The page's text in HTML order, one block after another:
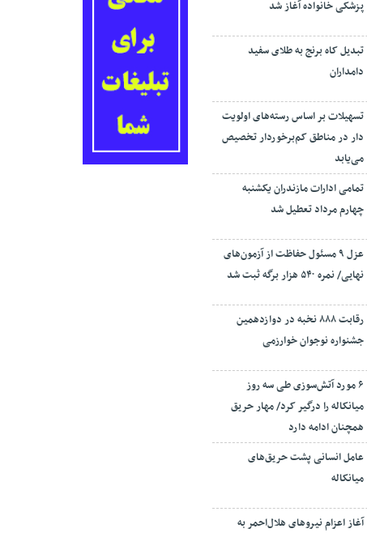
پزشکی خانواده آغاز شد
تبدیل کاه برنج به طلای سفید
دامداران
تسهیلات بر اساس رسته‌های اولویت
دار در مناطق کم‌برخوردار تخصیص
می‌یابد
تمامی ادارات مازندران یکشنبه
چهارم مرداد تعطیل شد
عزل ۹ مسئول حفاظت از آزمون‌های
نهایی/ نمره ۵۴۰ هزار برگه ثبت شد
رقابت ۸۸۸ نخبه در دوازدهمین
جشنواره نوجوان خوارزمی
۶ مورد آتش‌سوزی طی سه روز
میانکاله را درگیر کرد/ مهار حریق
همچنان ادامه دارد
عامل انسانی پشت حریق‌های
میانکاله
آغاز اعزام نیروهای هلال‌احمر به